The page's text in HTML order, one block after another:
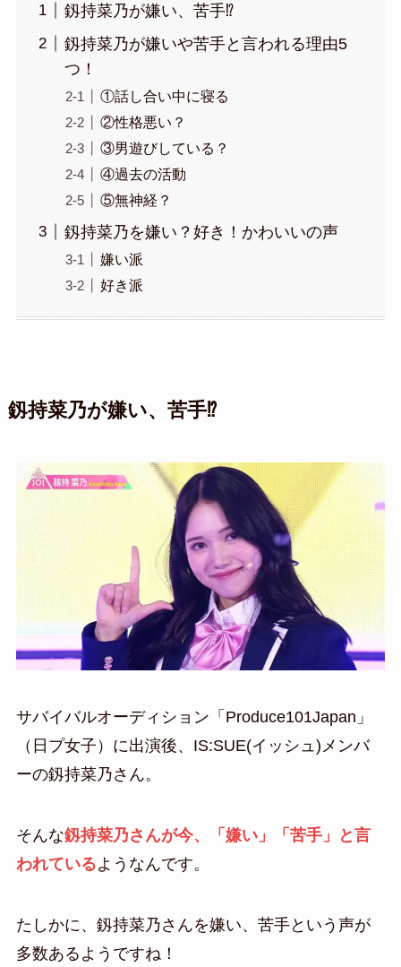
釼持菜乃が嫌い、苦手⁉
釼持菜乃が嫌いや苦手と言われる理由5
つ！
①話し合い中に寝る
②性格悪い？
③男遊びしている？
④過去の活動
⑤無神経？
釼持菜乃を嫌い？好き！かわいいの声
嫌い派
好き派
釼持菜乃が嫌い、苦手⁉
サバイバルオーディション「Produce101Japan」
（日プ女子）に出演後、IS:SUE(イッシュ)メンバ
ーの釼持菜乃さん。
そんな釼持菜乃さんが今、「嫌い」「苦手」と言
われているようなんです。
たしかに、釼持菜乃さんを嫌い、苦手という声が
多数あるようですね！